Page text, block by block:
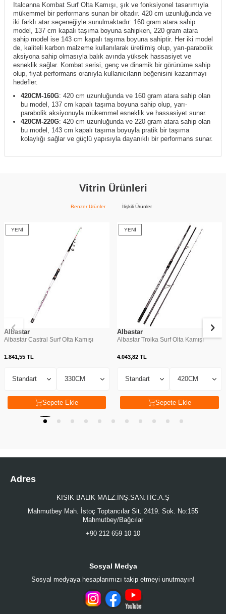
Italcanna Kombat Surf Olta Kamışı, şık ve fonksiyonel tasarımıyla
mükemmel bir performans sunan bir oltadır. 420 cm uzunluğunda ve
iki farklı atar seçeneğiyle sunulmaktadır: 160 gram atara sahip
model, 137 cm kapalı taşıma boyuna sahipken, 220 gram atara
sahip model ise 143 cm kapalı taşıma boyuna sahiptir. Her iki model
de, kaliteli karbon malzeme kullanılarak üretilmiş olup, yarı-parabolik
aksiyona sahip olmasıyla balık avında yüksek hassasiyet ve
esneklik sağlar. Kombat serisi, genç ve dinamik bir görünüme sahip
olup, fiyat-performans oranıyla kullanıcıların beğenisini kazanmayı
hedefler.
420CM-160G: 420 cm uzunluğunda ve 160 gram atara sahip olan
bu model, 137 cm kapalı taşıma boyuna sahip olup, yarı-
parabolik aksiyonuyla mükemmel esneklik ve hassasiyet sunar.
420CM-220G: 420 cm uzunluğunda ve 220 gram atara sahip olan
bu model, 143 cm kapalı taşıma boyuyla pratik bir taşıma
kolaylığı sağlar ve güçlü yapısıyla dayanıklı bir performans sunar.
Vitrin Ürünleri
Benzer Ürünler İlişkili Ürünler
YENI
Albastar
Albastar Castral Surf Olta Kamışı
1.841,55 TL
Sepete Ekle
YENI
Albastar
Albastar Troika Surf Olta Kamışı
4.043,82TL
Sepete Ekle
Adres
KISIK BALIK MALZ.İNŞ.SAN.TİC.A.Ş
Mahmutbey Mah. İstoç Toptancılar Sit. 2419. Sok. No:155
Mahmutbey/Bağcılar
+90 212 659 10 10
Sosyal Medya
Sosyal medyaya hesaplarımızı takip etmeyi unutmayın!